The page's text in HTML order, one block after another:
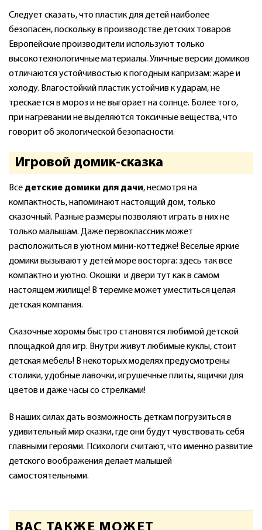
Следует сказать, что пластик для детей наиболее
безопасен, поскольку в производстве детских товаров
Европейские производители используют только
высокотехнологичные материалы. Уличные версии домиков
отличаются устойчивостью к погодным капризам: жаре и
холоду. Влагостойкий пластик устойчив к ударам, не
трескается в мороз и не выгорает на солнце. Более того,
при нагревании не выделяются токсичные вещества, что
говорит об экологической безопасности.
Игровой домик-сказка
Все детские домики для дачи, несмотря на
компактность, напоминают настоящий дом, только
сказочный. Разные размеры позволяют играть в них не
только малышам. Даже первоклассник может
расположиться в уютном мини-коттедже! Веселые яркие
домики вызывают у детей море восторга: здесь так все
компактно и уютно. Окошки и двери тут как в самом
настоящем жилище! В теремке может уместиться целая
детская компания.
Сказочные хоромы быстро становятся любимой детской
площадкой для игр. Внутри живут любимые куклы, стоит
детская мебель! В некоторых моделях предусмотрены
столики, удобные лавочки, игрушечные плиты, ящички для
цветов и даже часы со стрелками!
В наших силах дать возможность деткам погрузиться в
удивительный мир сказки, где они будут чувствовать себя
главными героями. Психологи считают, что именно развитие
детского воображения делает малышей
самостоятельными.